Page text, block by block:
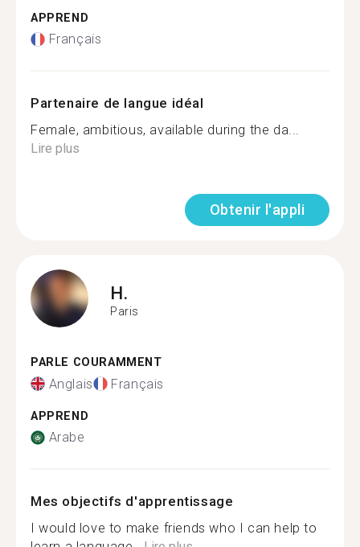
APPREND
Français
Partenaire de langue idéal
Female, ambitious, available during the da...
Lire plus
Obtenir l'appli
H.
Paris
PARLE COURAMMENT
Anglais Français
APPREND
Arabe
Mes objectifs d'apprentissage
I would love to make friends who I can help to